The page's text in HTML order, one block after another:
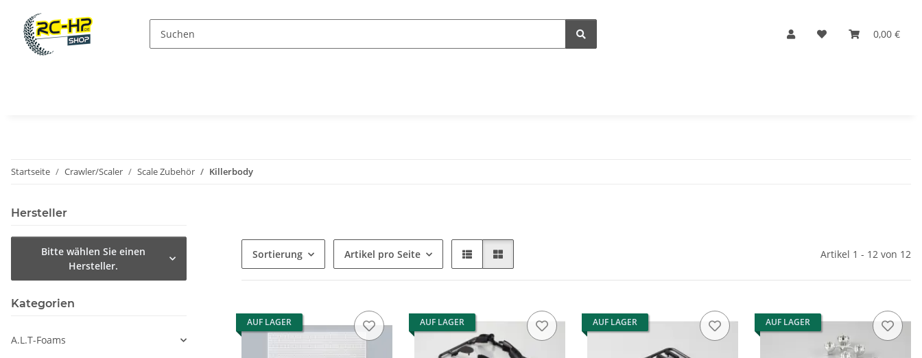
0,00 €
Startseite Crawler/Scaler Scale Zubehör Killerbody
Sortierung Artikel pro Seite Artikel 1 - 12 von 12
AUF LAGER AUF LAGER AUF LAGER AUF LAGER
Hersteller
Bitte wählen Sie einen
Hersteller.
Kategorien
A.L.T-Foams